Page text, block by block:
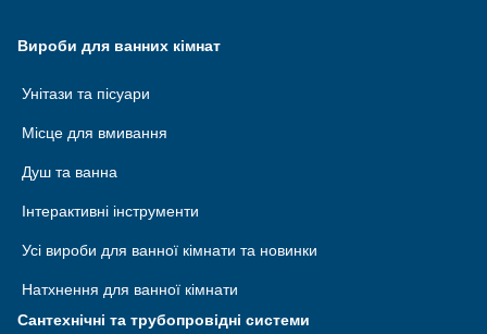
Вироби для ванних кімнат
Унітази та пісуари
Місце для вмивання
Душ та ванна
Інтерактивні інструменти
Усі вироби для ванної кімнати та новинки
Натхнення для ванної кімнати
Сантехнічні та трубопровідні системи